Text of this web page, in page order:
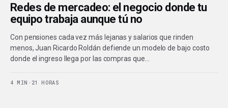
Redes de mercadeo: el negocio donde tu
equipo trabaja aunque tú no
Con pensiones cada vez más lejanas y salarios que rinden
menos, Juan Ricardo Roldán defiende un modelo de bajo costo
donde el ingreso llega por las compras que…
4 MIN · 21 HORAS